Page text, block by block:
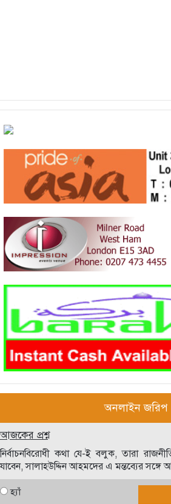
অনলাইন জরিপ
আজকের প্রশ্ন
নির্বাচনবিরোধী কথা যে-ই বলুক, তারা
যাবেন, সালাহউদ্দিন আহমদের এ মন্তব্যের
হ্যাঁ